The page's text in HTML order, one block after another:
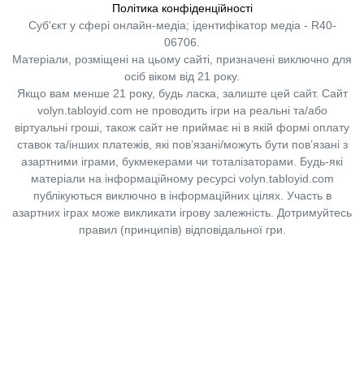
Політика конфіденційності
Суб'єкт у сфері онлайн-медіа; ідентифікатор медіа - R40-
06706.
Матеріали, розміщені на цьому сайті, призначені виключно для
осіб віком від 21 року.
Якщо вам менше 21 року, будь ласка, залиште цей сайт. Сайт
volyn.tabloyid.com не проводить ігри на реальні та/або
віртуальні гроші, також сайт не приймає ні в якій формі оплату
ставок та/інших платежів, які пов’язані/можуть бути пов’язані з
азартними іграми, букмекерами чи тоталізаторами. Будь-які
матеріали на інформаційному ресурсі volyn.tabloyid.com
публікуються виключно в інформаційних цілях. Участь в
азартних іграх може викликати ігрову залежність. Дотримуйтесь
правил (принципів) відповідальної гри.